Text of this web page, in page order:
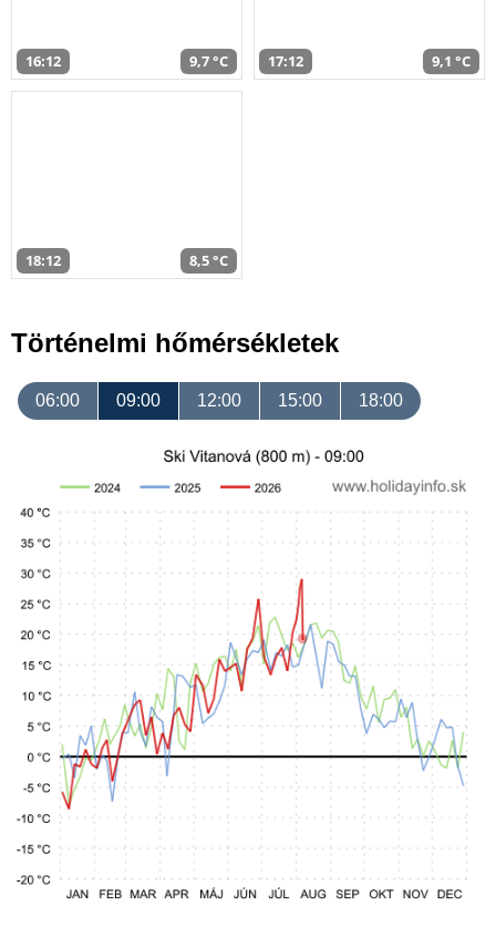
16:12 9,7 °C 17:12 9,1 °C
18:12 8,5 °C
Történelmi hőmérsékletek
06:00 09:00 12:00 15:00 18:00